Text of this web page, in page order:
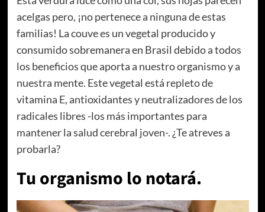
acelgas pero, ¡no pertenece a ninguna de estas
familias! La couve es un vegetal producido y
consumido sobremanera en Brasil debido a todos
los beneficios que aporta a nuestro organismo y a
nuestra mente. Este vegetal está repleto de
vitamina E, antioxidantes y neutralizadores de los
radicales libres -los más importantes para
mantener la salud cerebral joven-. ¿Te atreves a
probarla?
Tu organismo lo notará.